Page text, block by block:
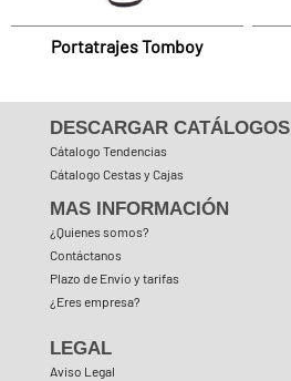
Portatrajes Tomboy
DESCARGAR CATÁLOGOS
Cátalogo Tendencias
Cátalogo Cestas y Cajas
MAS INFORMACIÓN
¿Quienes somos?
Contáctanos
Plazo de Envío y tarifas
¿Eres empresa?
LEGAL
Aviso Legal